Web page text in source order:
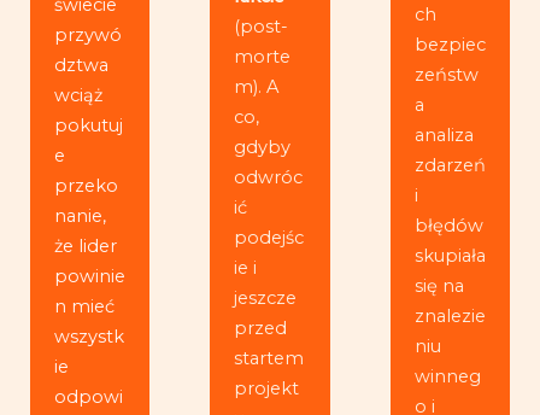
świecie
przywó
dztwa
wciąż
pokutuj
e
przeko
nanie,
że lider
powinie
n mieć
wszystk
ie
odpowi
(post-
morte
m). A
co,
gdyby
odwróc
ić
podejśc
ie i
jeszcze
przed
startem
projekt
ch
bezpiec
zeństw
a
analiza
zdarzeń
i
błędów
skupiała
się na
znalezie
niu
winneg
o i